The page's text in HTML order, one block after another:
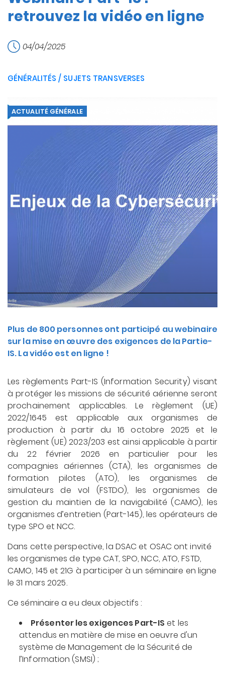
retrouvez la vidéo en ligne
04/04/2025
GÉNÉRALITÉS / SUJETS TRANSVERSES
ACTUALITÉ GÉNÉRALE
Plus de 800 personnes ont participé au webinaire
sur la mise en œuvre des exigences de la Partie-
IS. La vidéo est en ligne !
Les règlements Part-IS (Information Security) visant
à protéger les missions de sécurité aérienne seront
prochainement applicables. Le règlement (UE)
2022/1645 est applicable aux organismes de
production à partir du 16 octobre 2025 et le
règlement (UE) 2023/203 est ainsi applicable à partir
du 22 février 2026 en particulier pour les
compagnies aériennes (CTA), les organismes de
formation pilotes (ATO), les organismes de
simulateurs de vol (FSTDO), les organismes de
gestion du maintien de la navigabilité (CAMO), les
organismes d’entretien (Part-145), les opérateurs de
type SPO et NCC.
Dans cette perspective, la DSAC et OSAC ont invité
les organismes de type CAT, SPO, NCC, ATO, FSTD,
CAMO, 145 et 21G à participer à un séminaire en ligne
le 31 mars 2025.
Ce séminaire a eu deux objectifs :
Présenter les exigences Part-IS et les
attendus en matière de mise en oeuvre d'un
système de Management de la Sécurité de
l’Information (SMSI) ;